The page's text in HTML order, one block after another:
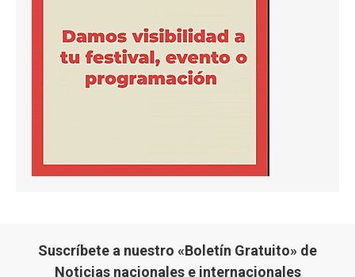
Suscríbete a nuestro «Boletín Gratuito» de
Noticias nacionales e internacionales